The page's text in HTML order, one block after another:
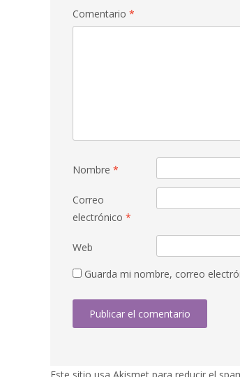
Comentario *
Nombre *
Correo
electrónico *
Web
Guarda mi nombre, correo